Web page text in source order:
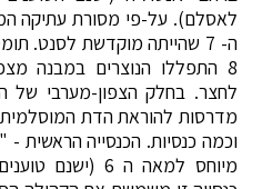
לאסלם). על-פי מסורת עתיקה
ה- 7 שהייתה מוקדשת לסנט.
8 התפללו הנוצרים במבנה
מדרסות להוראת הדת
וכמה כנסיות. הכנסייה הראשית -